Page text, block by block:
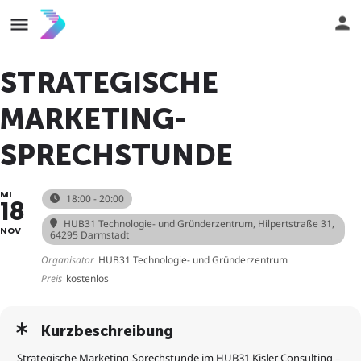
STRATEGISCHE
MARKETING-
SPRECHSTUNDE
MI
18
NOV
18:00 - 20:00
HUB31 Technologie- und Gründerzentrum, Hilpertstraße 31,
64295 Darmstadt
Organisator HUB31 Technologie- und Gründerzentrum
Preis kostenlos
Kurzbeschreibung
Strategische Marketing-Sprechstunde im HUB31 Kisler Consulting –